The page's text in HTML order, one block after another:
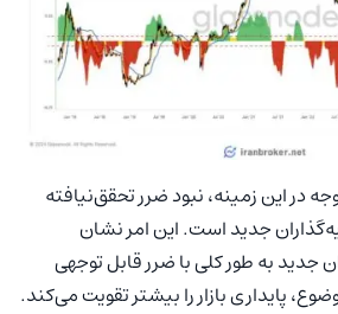
در این زمینه، نبود ضرر تحقق‌نیافته
جدید است. این امر نشان
جدید به طور کلی با ضرر قابل توجهی
پایداری بازار را بیشتر تقویت می‌کند.